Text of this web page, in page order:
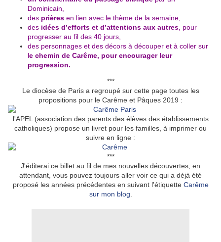
Dominicain,
des prières en lien avec le thème de la semaine,
des idées d’efforts et d’attentions aux autres , pour
progresser au fil des 40 jours,
des personnages et des décors à découper et à coller sur
le chemin de Carême, pour encourager leur
progression.
***
Le diocèse de Paris a regroupé sur cette page toutes les
propositions pour le Carême et Pâques 2019 :
l'APEL (association des parents des élèves des établissements
catholiques) propose un livret pour les familles, à imprimer ou
suivre en ligne :
***
J'éditerai ce billet au fil de mes nouvelles découvertes, en
attendant, vous pouvez toujours aller voir ce qui a déjà été
proposé les années précédentes en suivant l'étiquette Carême
sur mon blog